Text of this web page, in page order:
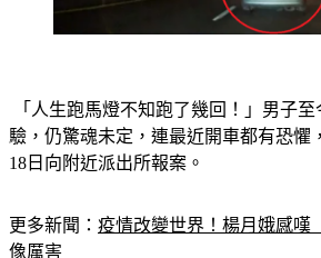
「人生跑馬燈不知跑了幾回！」男子
驗，仍驚魂未定，連最近開車都有恐懼
18日向附近派出所報案。
更多新聞： 疫情改變世界！楊月娥感嘆
像厲害